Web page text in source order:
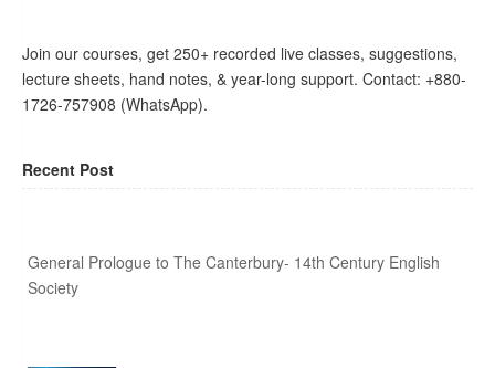
Join our courses, get 250+ recorded live classes, suggestions,
lecture sheets, hand notes, & year-long support. Contact: +880-
1726-757908 (WhatsApp).
Recent Post
General Prologue to The Canterbury- 14th Century English
Society